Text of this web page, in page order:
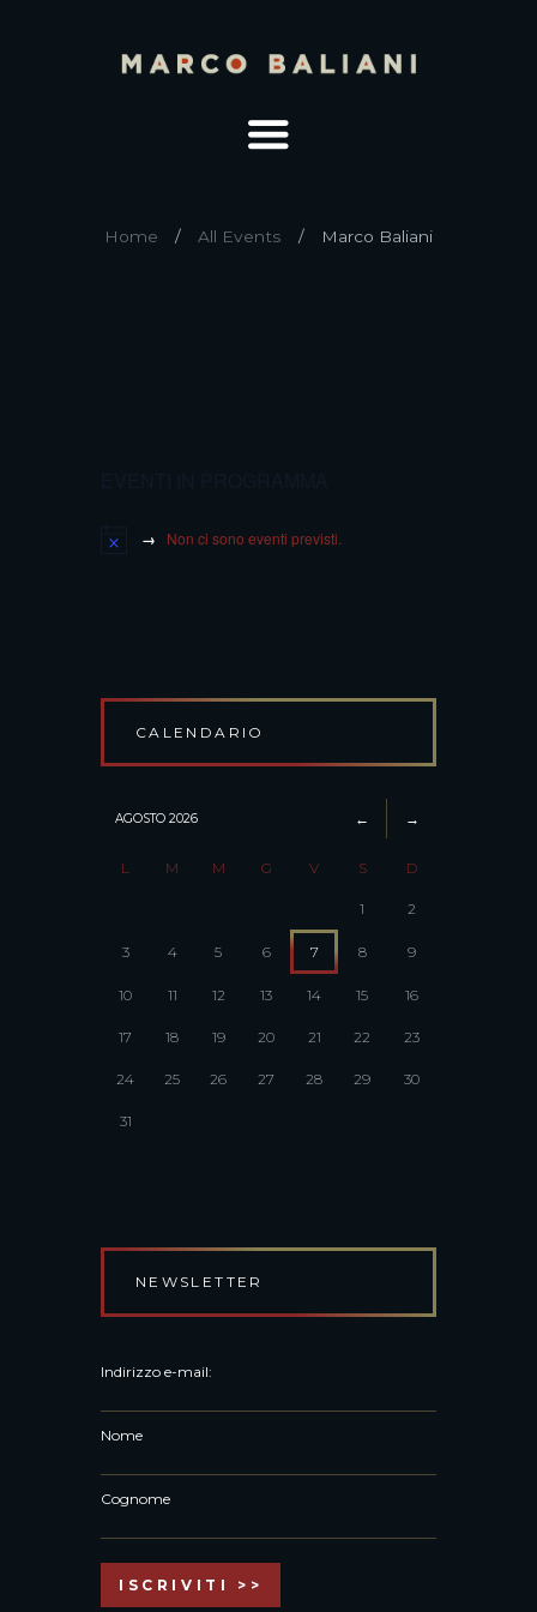
Home All Events Marco Baliani
Non ci sono eventi previsti.
CALENDARIO
AGOSTO 2026
L M M G V S D
1 2
3 4 5 6 7 8 9
10 11 12 13 14 15 16
17 18 19 20 21 22 23
24 25 26 27 28 29 30
31
NEWSLETTER
Indirizzo e-mail:
Nome
Cognome